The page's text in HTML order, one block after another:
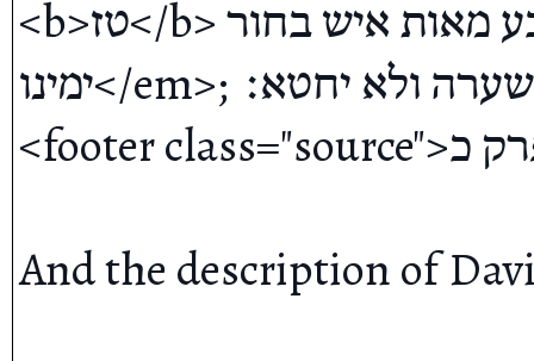
<b>טז</b> מכל העם הזה  שבע מאות איש בחור  <em>אטר  יד
ימינו</em>;  כל זה  קלע באבן אל השערה ולא יחטא׃</p>
<footer class="source">שופטים פרק כ</footer></blockquote>
And the description of